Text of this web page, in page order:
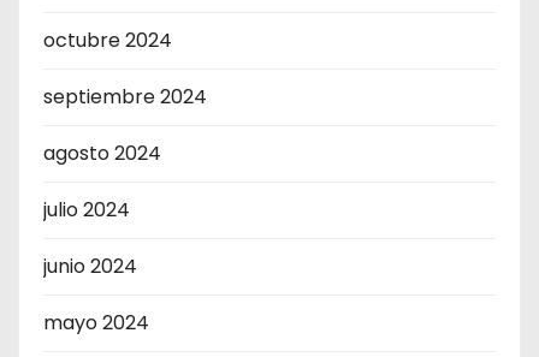
octubre 2024
septiembre 2024
agosto 2024
julio 2024
junio 2024
mayo 2024